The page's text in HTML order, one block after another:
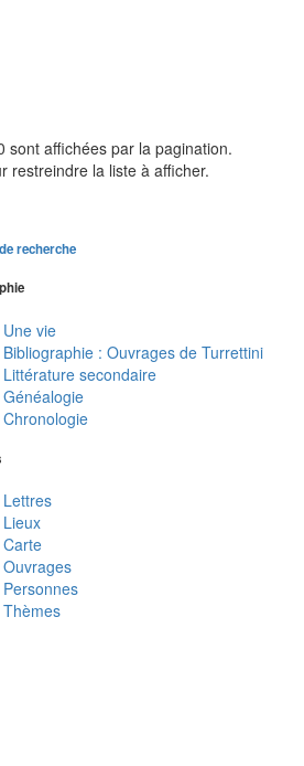
sont affichées par la pagination.
restreindre la liste à afficher.
recherche
Une vie
Bibliographie : Ouvrages de Turrettini
Littérature secondaire
Généalogie
Chronologie
Lettres
Lieux
Carte
Ouvrages
Personnes
Thèmes